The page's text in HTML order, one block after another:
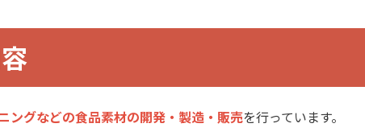
ングなどの食品素材の開発・製造・販売を行っています。